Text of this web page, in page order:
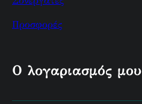
Προσφορές
Ο λογαριασμός μου